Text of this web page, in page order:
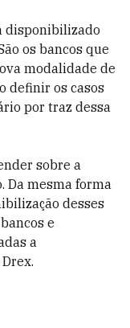
disponibilizado
os bancos que
modalidade de
definir os casos
por traz dessa
sobre a
Da mesma forma
desses
e
a